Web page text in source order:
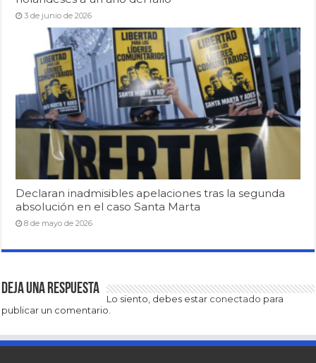
3 de junio de 2026
Declaran inadmisibles apelaciones tras la segunda
absolución en el caso Santa Marta
8 de mayo de 2026
Deja una respuesta
Lo siento, debes estar conectado para
publicar un comentario.